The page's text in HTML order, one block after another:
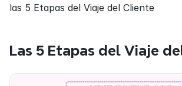
las 5 Etapas del Viaje del Cliente
Las 5 Etapas del Viaje